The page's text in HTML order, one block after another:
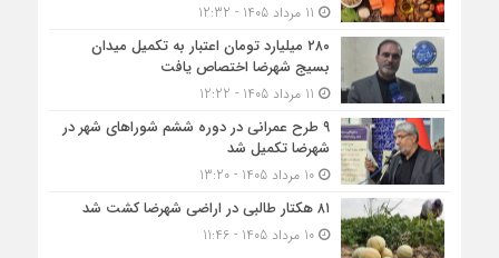
۲۸۰ میلیارد تومان اعتبار به تکمیل میدان
بسیج شهرضا اختصاص یافت
۹ طرح عمرانی در دوره ششم شوراهای شهر در
شهرضا تکمیل شد
10 مرداد 1405 - 13:20
۸۱ هکتار طالبی در اراضی شهرضا کشت شد
10 مرداد 1405 - 11:46